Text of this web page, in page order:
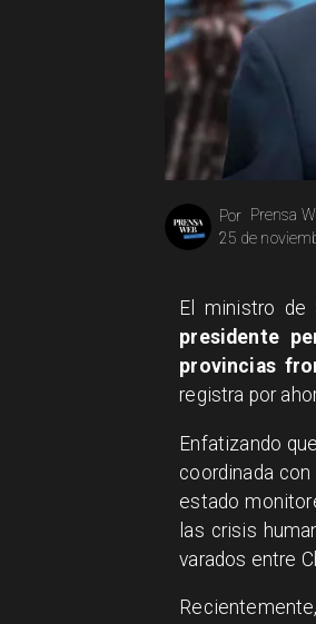
Prensa
Por
25 de
El ministro de
presidente
provincias
registra por
Enfatizando
coordinada
estado
las crisis
varados entre
Recientemente,